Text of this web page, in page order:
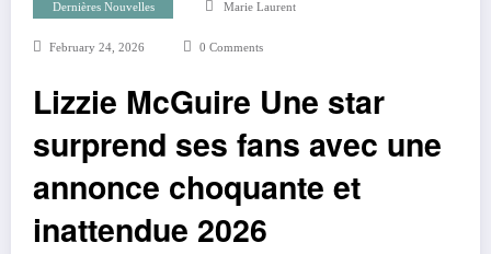
Dernières Nouvelles Marie Laurent
February 24, 2026 0 Comments
Lizzie McGuire Une star
surprend ses fans avec une
annonce choquante et
inattendue 2026